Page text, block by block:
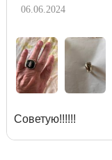
06.06.2024
Советую!!!!!!